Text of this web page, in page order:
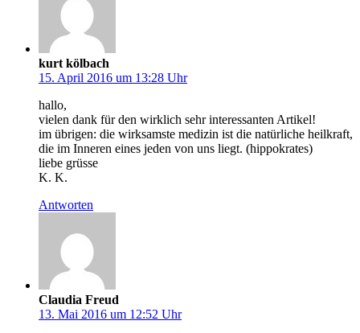
kurt kölbach
15. April 2016 um 13:28 Uhr
hallo,
vielen dank für den wirklich sehr interessanten Artikel!
im übrigen: die wirksamste medizin ist die natürliche heilkraft,
die im Inneren eines jeden von uns liegt. (hippokrates)
liebe grüsse
K. K.
Antworten
Claudia Freud
13. Mai 2016 um 12:52 Uhr